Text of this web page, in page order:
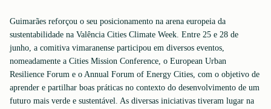
Guimarães reforçou o seu posicionamento na arena europeia da
sustentabilidade na Valência Cities Climate Week. Entre 25 e 28 de
junho, a comitiva vimaranense participou em diversos eventos,
nomeadamente a Cities Mission Conference, o European Urban
Resilience Forum e o Annual Forum of Energy Cities, com o objetivo de
aprender e partilhar boas práticas no contexto do desenvolvimento de um
futuro mais verde e sustentável. As diversas iniciativas tiveram lugar na